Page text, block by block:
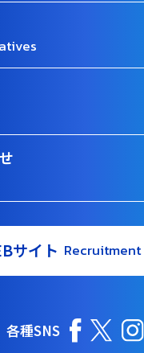
サイト Recruitment
各種SNS